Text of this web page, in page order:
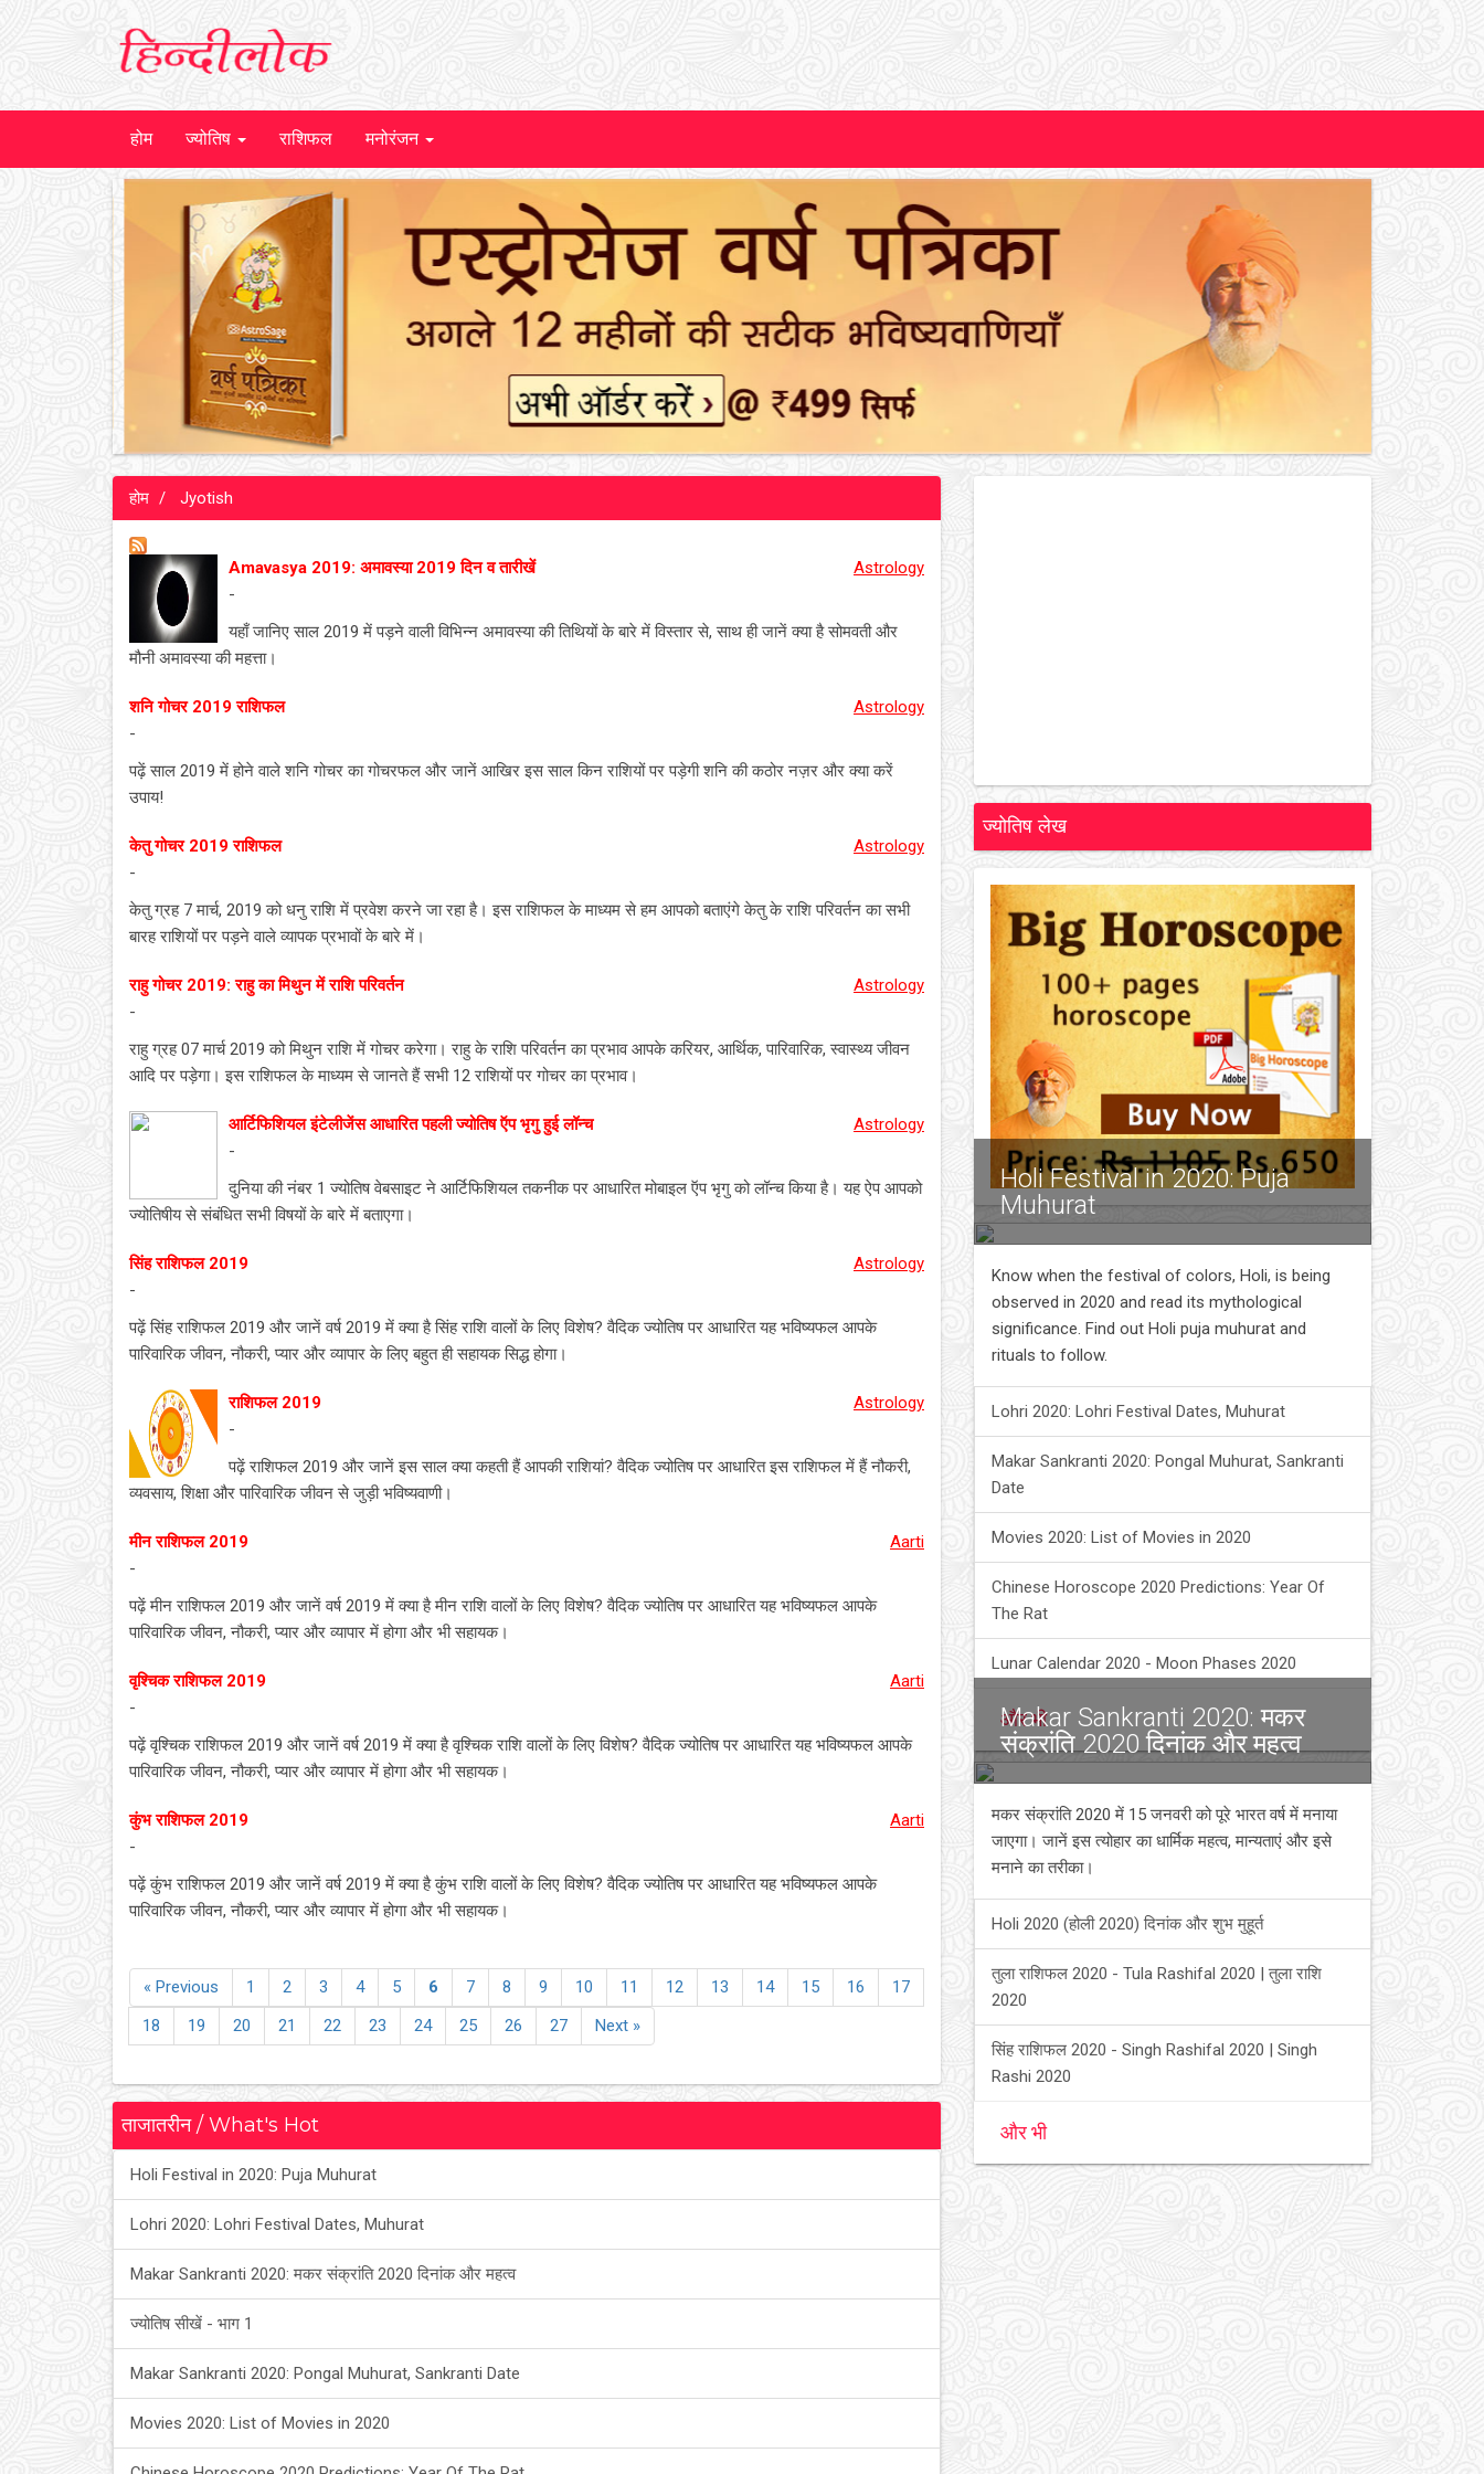
होम ज्योतिष राशिफल मनोरंजन
होम Jyotish
Amavasya 2019: अमावस्या 2019 दिन व तारीखें
Astrology
-
यहाँ जानिए साल 2019 में पड़ने वाली विभिन्न अमावस्या की तिथियों के बारे में विस्तार से, साथ ही जानें क्या है सोमवती और
मौनी अमावस्या की महत्ता।
शनि गोचर 2019 राशिफल
Astrology
-
पढ़ें साल 2019 में होने वाले शनि गोचर का गोचरफल और जानें आखिर इस साल किन राशियों पर पड़ेगी शनि की कठोर नज़र और क्या करें
उपाय!
केतु गोचर 2019 राशिफल
Astrology
-
केतु ग्रह 7 मार्च, 2019 को धनु राशि में प्रवेश करने जा रहा है। इस राशिफल के माध्यम से हम आपको बताएंगे केतु के राशि परिवर्तन का सभी
बारह राशियों पर पड़ने वाले व्यापक प्रभावों के बारे में।
राहु गोचर 2019: राहु का मिथुन में राशि परिवर्तन
Astrology
-
राहु ग्रह 07 मार्च 2019 को मिथुन राशि में गोचर करेगा। राहु के राशि परिवर्तन का प्रभाव आपके करियर, आर्थिक, पारिवारिक, स्वास्थ्य जीवन
आदि पर पड़ेगा। इस राशिफल के माध्यम से जानते हैं सभी 12 राशियों पर गोचर का प्रभाव।
आर्टिफिशियल इंटेलीजेंस आधारित पहली ज्योतिष ऍप भृगु हुई लॉन्च
Astrology
-
दुनिया की नंबर 1 ज्योतिष वेबसाइट ने आर्टिफिशियल तकनीक पर आधारित मोबाइल ऍप भृगु को लॉन्च किया है। यह ऐप आपको
ज्योतिषीय से संबंधित सभी विषयों के बारे में बताएगा।
सिंह राशिफल 2019
Astrology
-
पढ़ें सिंह राशिफल 2019 और जानें वर्ष 2019 में क्या है सिंह राशि वालों के लिए विशेष? वैदिक ज्योतिष पर आधारित यह भविष्यफल आपके
पारिवारिक जीवन, नौकरी, प्यार और व्यापार के लिए बहुत ही सहायक सिद्ध होगा।
राशिफल 2019
Astrology
-
पढ़ें राशिफल 2019 और जानें इस साल क्या कहती हैं आपकी राशियां? वैदिक ज्योतिष पर आधारित इस राशिफल में हैं नौकरी,
व्यवसाय, शिक्षा और पारिवारिक जीवन से जुड़ी भविष्यवाणी।
मीन राशिफल 2019
Aarti
-
पढ़ें मीन राशिफल 2019 और जानें वर्ष 2019 में क्या है मीन राशि वालों के लिए विशेष? वैदिक ज्योतिष पर आधारित यह भविष्यफल आपके
पारिवारिक जीवन, नौकरी, प्यार और व्यापार में होगा और भी सहायक।
वृश्चिक राशिफल 2019
Aarti
-
पढ़ें वृश्चिक राशिफल 2019 और जानें वर्ष 2019 में क्या है वृश्चिक राशि वालों के लिए विशेष? वैदिक ज्योतिष पर आधारित यह भविष्यफल आपके
पारिवारिक जीवन, नौकरी, प्यार और व्यापार में होगा और भी सहायक।
कुंभ राशिफल 2019
Aarti
-
पढ़ें कुंभ राशिफल 2019 और जानें वर्ष 2019 में क्या है कुंभ राशि वालों के लिए विशेष? वैदिक ज्योतिष पर आधारित यह भविष्यफल आपके
पारिवारिक जीवन, नौकरी, प्यार और व्यापार में होगा और भी सहायक।
« Previous 1 2 3 4 5 6 7 8 9 10 11 12 13 14 15 16
17
18
19 20 21 22 23 24 25 26 27 Next »
ताजातरीन / What's Hot
Holi Festival in 2020: Puja Muhurat
Lohri 2020: Lohri Festival Dates, Muhurat
Makar Sankranti 2020: मकर संक्रांति 2020 दिनांक और महत्व
ज्योतिष सीखें - भाग 1
Makar Sankranti 2020: Pongal Muhurat, Sankranti Date
Movies 2020: List of Movies in 2020
ज्योतिष लेख
Holi Festival in 2020: Puja
Muhurat
Know when the festival of colors, Holi, is being
observed in 2020 and read its mythological
significance. Find out Holi puja muhurat and
rituals to follow.
Lohri 2020: Lohri Festival Dates, Muhurat
Makar Sankranti 2020: Pongal Muhurat, Sankranti
Date
Movies 2020: List of Movies in 2020
Chinese Horoscope 2020 Predictions: Year Of
The Rat
Lunar Calendar 2020 - Moon Phases 2020
और भी
Makar Sankranti 2020: मकर
संक्रांति 2020 दिनांक और महत्व
मकर संक्रांति 2020 में 15 जनवरी को पूरे भारत वर्ष में मनाया
जाएगा। जानें इस त्योहार का धार्मिक महत्व, मान्यताएं और इसे
मनाने का तरीका।
Holi 2020 (होली 2020) दिनांक और शुभ मुहूर्त
तुला राशिफल 2020 - Tula Rashifal 2020 | तुला राशि
2020
सिंह राशिफल 2020 - Singh Rashifal 2020 | Singh
Rashi 2020
और भी